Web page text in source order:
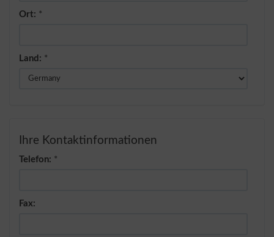
Ort: *
Land: *
Ihre Kontaktinformationen
Telefon: *
Fax: